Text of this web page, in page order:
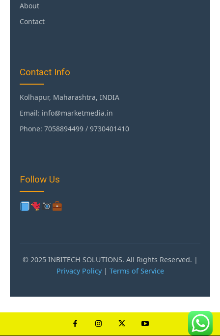
About
Contact
Contact Info
Kolhapur, Maharashtra, INDIA
Email: info@marketmedia.in
Phone: 7058894499 / 9730401410
Follow Us
© 2025 INBITECH SOLUTIONS. All Rights Reserved. |
Privacy Policy| Terms of Service